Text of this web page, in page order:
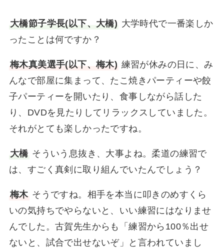
大橋節子学長(以下、大橋) 大学時代で一番楽しか
ったことは何ですか？
梅木真美選手(以下、梅木) 練習が休みの日に、み
んなで部屋に集まって、たこ焼きパーティーや餃
子パーティーを開いたり、食事しながら話した
り、DVDを見たりしてリラックスしていました。
それがとても楽しかったですね。
大橋 そういう息抜き、大事よね。柔道の練習で
は、すごく真剣に取り組んでいたんでしょう？
梅木 そうですね。相手を本当に叩きのめすくら
いの気持ちでやらないと、いい練習にはなりませ
んでした。古賀先生からも「練習から100％出せ
ないと、試合で出せないぞ」と言われていまし